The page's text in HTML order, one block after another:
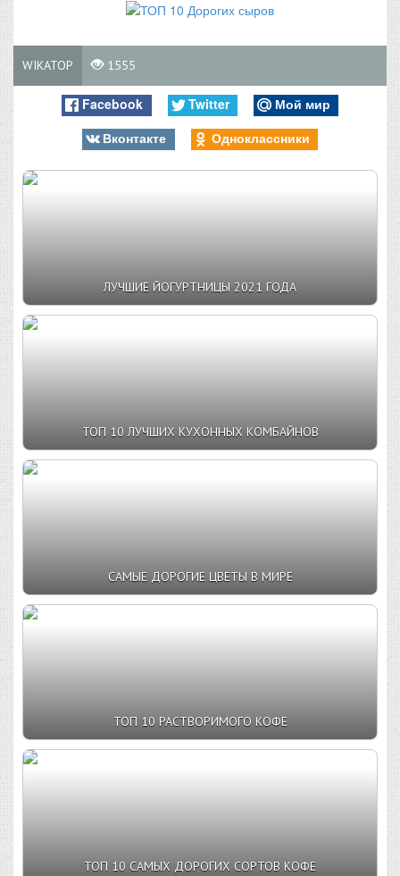
WIKATOP 1555
Facebook Twitter
Мой мир
Вконтакте
Одноклассники
ЛУЧШИЕ ЙОГУРТНИЦЫ 2021 ГОДА
ТОП 10 ЛУЧШИХ КУХОННЫХ КОМБАЙНОВ
САМЫЕ ДОРОГИЕ ЦВЕТЫ В МИРЕ
ТОП 10 РАСТВОРИМОГО КОФЕ
ТОП 10 САМЫХ ДОРОГИХ СОРТОВ КОФЕ